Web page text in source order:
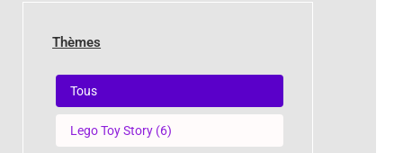
Thèmes
Thèmes
Tous
Lego Toy Story (6)